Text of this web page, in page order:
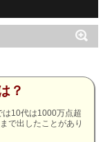
？
10代は1000万点超
で出したことがあり